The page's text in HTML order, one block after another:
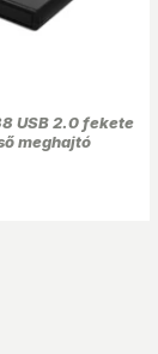
USB 2.0 fekete
meghajtó